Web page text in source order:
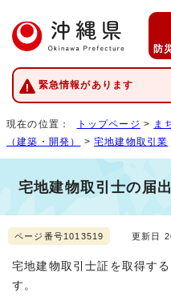
防
緊急情報があります
現在の位置： トップページ > ま
（建築・開発）
>宅地建物取引業
宅地建物取引士の届
ページ番号1013519 更新日
宅地建物取引士証を取得す
す。